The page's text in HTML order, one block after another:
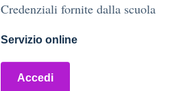
Credenziali fornite dalla scuola
Servizio online
Accedi